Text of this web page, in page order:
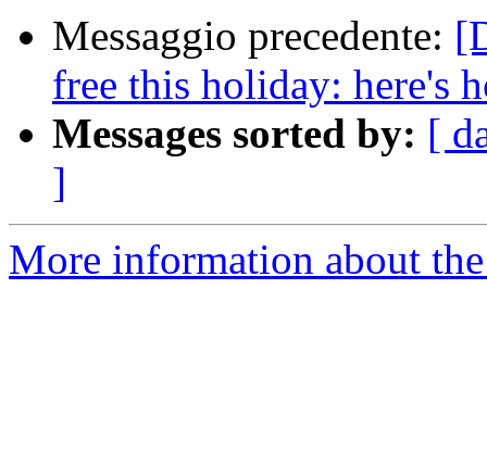
Messaggio precedente:
free this holiday: here's
Messages sorted by: [
]
More information about